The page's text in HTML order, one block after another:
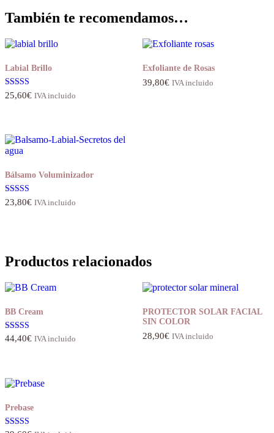
También te recomendamos…
Labial Brillo
Valorado con
5.00
25,60€ IVA incluido
Exfoliante de Rosas
39,80€ IVA incluido
Bálsamo Voluminizador
Valorado con
5.00
23,80€ IVA incluido
Productos relacionados
BB Cream
Valorado
con
44,40€ IVA incluido
PROTECTOR SOLAR FACIAL
SIN COLOR
28,90€ IVA incluido
Prebase